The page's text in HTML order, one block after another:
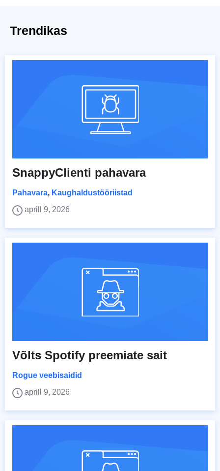
Trendikas
SnappyClienti pahavara
Pahavara, Kaughaldustööriistad
aprill 9, 2026
Võlts Spotify preemiate sait
Rogue veebisaidid
aprill 9, 2026